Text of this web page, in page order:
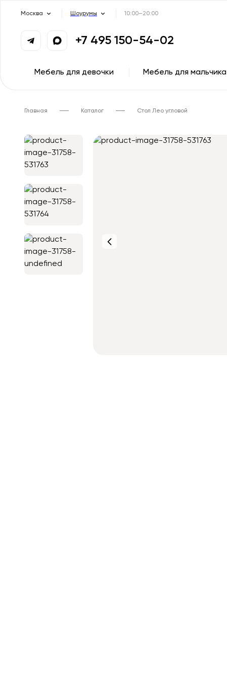
Москва Шоурумы 10:00–20:00
+7 495 150-54-02
Мебель для девочки Мебель для мальчика
Главная Каталог Стол Лео угловой